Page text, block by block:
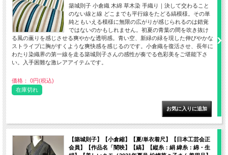
築城則子 小倉織 木綿 草木染 手織り｜決して交わること
のない線と線 どこまでも平行線をたどる縞模様。その単
純ともいえる模様に無限の広がりが感じられるのは錯覚
ではないのかもしれません。初夏の青葉の間を吹き抜け
る風の薫りを感じさせる爽やかな透明感。青い空、新緑の緑を現した伸びやかな
ストライプに胸がすくような爽快感を感じるのです。小倉織を復活させ、長年に
わたり染織界の第一線を走る築城則子さんの感性が奏でる色彩美をご堪能下さ
い。入手困難な激レアアイテムです。
価格： 0円(税込)
在庫切れ
【築城則子】【小倉縮】【夏/単衣着尺】【日本工芸会正
会員】【作品名「闇映】【縞】【縦糸：絹 緯糸：綿・生